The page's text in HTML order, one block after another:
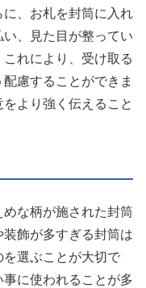
、お札を封筒に入れ
、見た目が整ってい
れにより、受け取る
慮することができま
より強く伝えること
な柄が施された封筒
飾が多すぎる封筒は
選ぶことが大切で
に使われることが多